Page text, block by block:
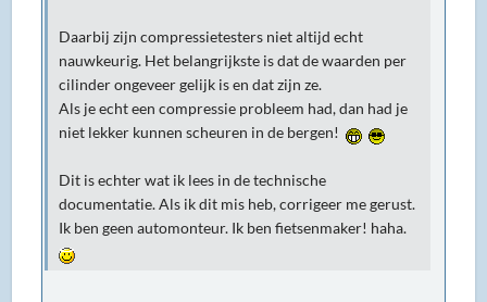
Daarbij zijn compressietesters niet altijd echt
nauwkeurig. Het belangrijkste is dat de waarden per
cilinder ongeveer gelijk is en dat zijn ze.
Als je echt een compressie probleem had, dan had je
niet lekker kunnen scheuren in de bergen!
Dit is echter wat ik lees in de technische
documentatie. Als ik dit mis heb, corrigeer me gerust.
Ik ben geen automonteur. Ik ben fietsenmaker! haha.